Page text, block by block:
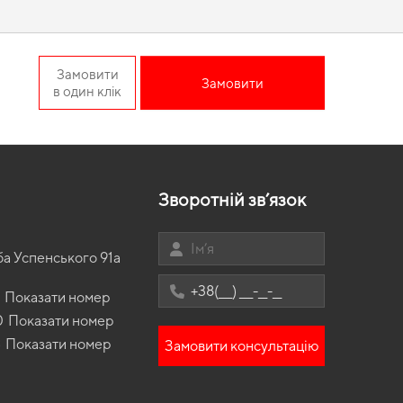
Замовити
в один клік
Замовити
Успенського 91а
Показати номер
Показати номер
Показати номер
Зворотній зв’язок
Замовити консультацію